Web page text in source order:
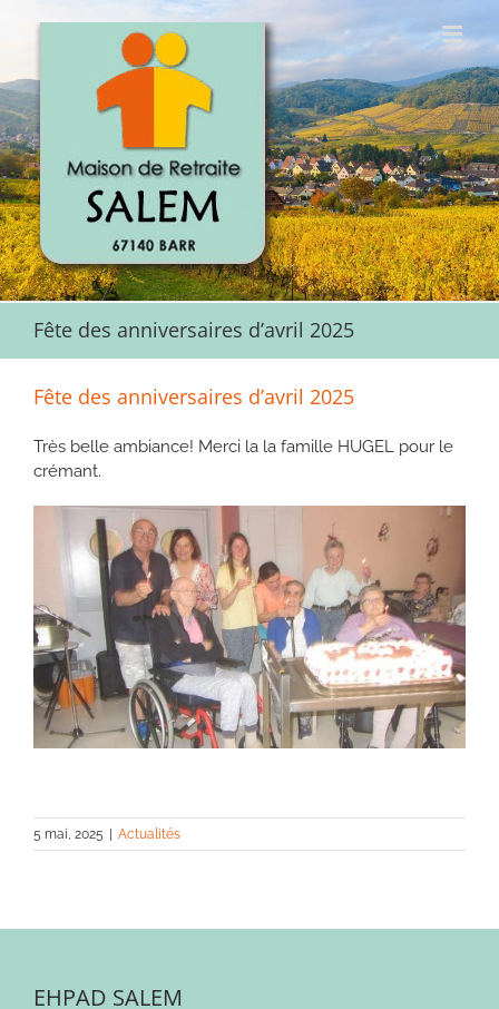
Fête des anniversaires d’avril 2025
Fête des anniversaires d’avril 2025
Très belle ambiance! Merci la la famille HUGEL pour le
crémant.
5 mai, 2025 Actualités
EHPAD SALEM